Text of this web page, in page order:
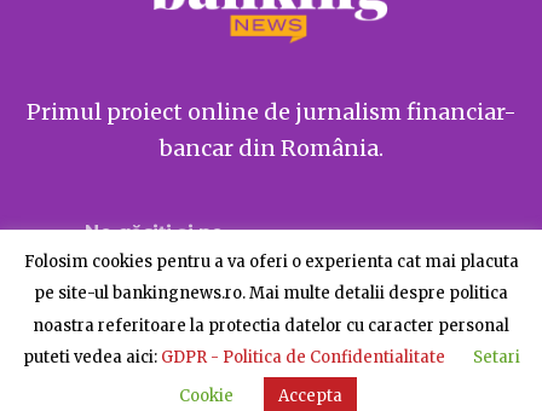
Primul proiect online de jurnalism financiar-
bancar din România.
Ne găsiți și pe
© BankingNews - Toate drepturile rezervate
Despre BankingNews Contact Publicitate
Folosim cookies pentru a va oferi o experienta cat mai placuta
pe site-ul bankingnews.ro. Mai multe detalii despre politica
noastra referitoare la protectia datelor cu caracter personal
puteti vedea aici: GDPR - Politica de Confidentialitate
Setari
Cookie
Accepta